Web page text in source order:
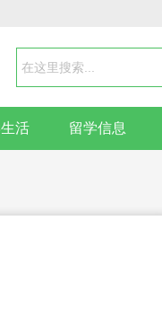
活 留学信息